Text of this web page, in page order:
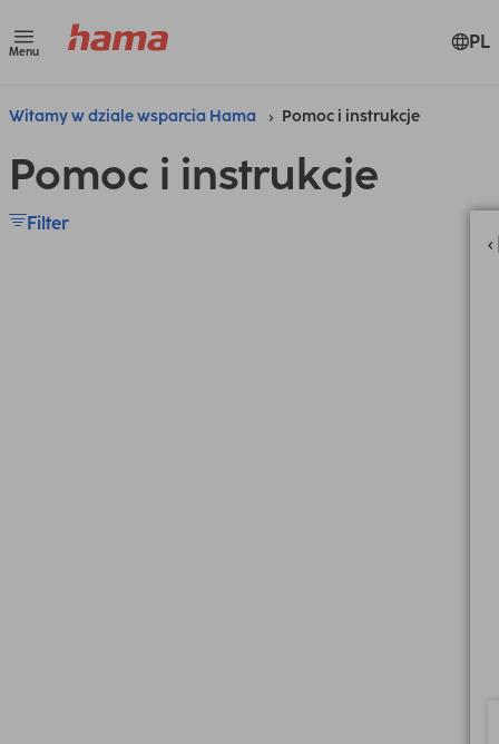
Menu PL
Witamy w dziale wsparcia Hama Pomoc i instrukcje
Pomoc i instrukcje
Filter